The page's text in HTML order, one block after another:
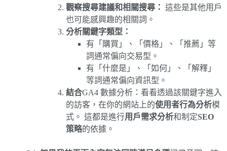
觀察搜尋建議和相關搜尋： 這些是其他用戶
也可能感興趣的相關詞。
分析關鍵字類型：
有「購買」、「價格」、「推薦」等
詞通常偏向交易型。
有「什麼是」、「如何」、「解釋」
等詞通常偏向資訊型。
結合GA4 數據分析：看看透過該關鍵字進入
的訪客，在你的網站上的使用者行為分析模
式。 這都是進行用戶需求分析和制定SEO
策略的依據。